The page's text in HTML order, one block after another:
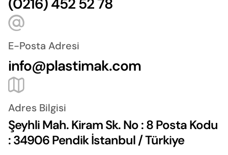
E-Posta Adresi
info@plastimak.com
Adres Bilgisi
Şeyhli Mah. Kiram Sk. No : 8 Posta Kodu
: 34906 Pendik İstanbul / Türkiye